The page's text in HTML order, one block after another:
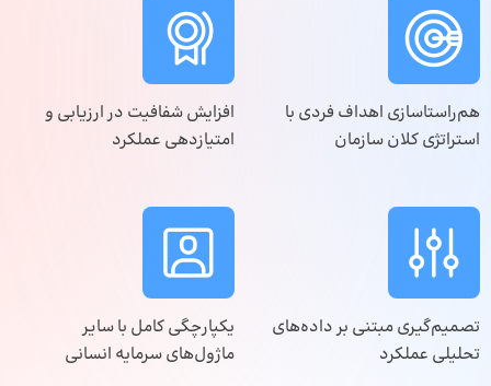
هم‌راستاسازی اهداف فردی با
استراتژی کلان سازمان
افزایش شفافیت در ارزیابی و
امتیازدهی عملکرد
تصمیم‌گیری مبتنی بر داده‌های
تحلیلی عملکرد
یکپارچگی کامل با سایر
ماژول‌های سرمایه انسانی